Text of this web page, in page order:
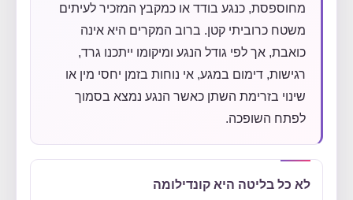
מחוספסת, כנגע בודד או כמקבץ המזכיר לעיתים
משטח כרוביתי קטן. ברוב המקרים היא אינה
כואבת, אך לפי גודל הנגע ומיקומו ייתכנו גרד,
רגישות, דימום במגע, אי נוחות בזמן יחסי מין או
שינוי בזרימת השתן כאשר הנגע נמצא בסמוך
לפתח השופכה.
לא כל בליטה היא קונדילומה